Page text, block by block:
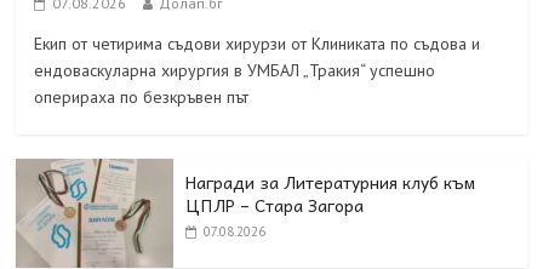
Екип от четирима съдови хирурзи от Клиниката по съдова и
ендоваскуларна хирургия в УМБАЛ „Тракия“ успешно
оперираха по безкръвен път
Награди за Литературния клуб към
ЦПЛР – Стара Загора
07.08.2026